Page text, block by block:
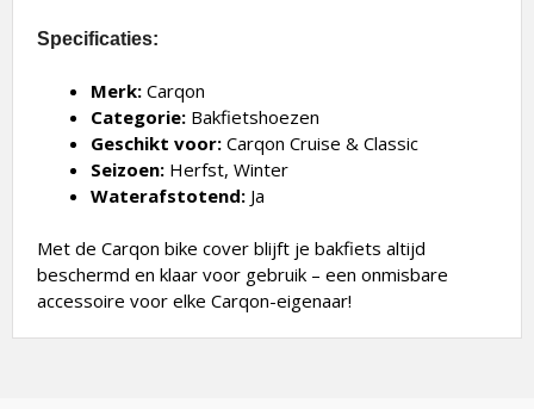
Specificaties:
Merk: Carqon
Categorie: Bakfietshoezen
Geschikt voor: Carqon Cruise & Classic
Seizoen: Herfst, Winter
Waterafstotend: Ja
Met de Carqon bike cover blijft je bakfiets altijd
beschermd en klaar voor gebruik – een onmisbare
accessoire voor elke Carqon-eigenaar!